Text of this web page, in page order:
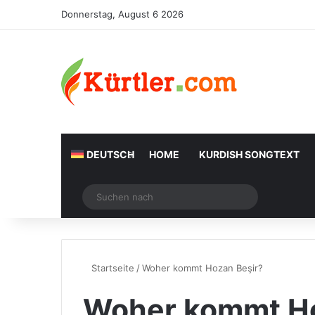
Donnerstag, August 6 2026
DEUTSCH HOME KURDISH SONGTEXT
Zufälliger Artikel
nach
Startseite /Woher kommt Hozan Beşir?